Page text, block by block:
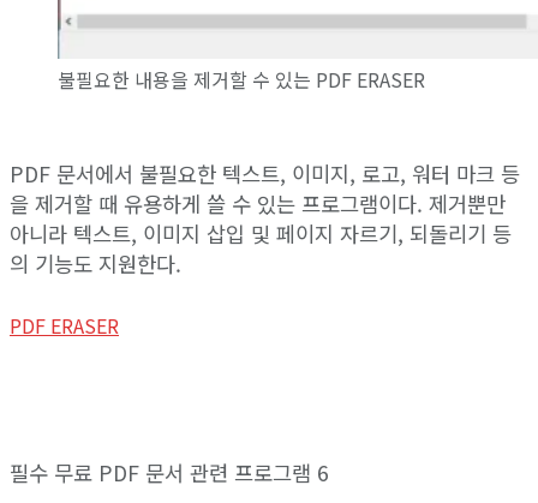
불필요한 내용을 제거할 수 있는 PDF ERASER
PDF 문서에서 불필요한 텍스트, 이미지, 로고, 워터 마크 등
을 제거할 때 유용하게 쓸 수 있는 프로그램이다. 제거뿐만
아니라 텍스트, 이미지 삽입 및 페이지 자르기, 되돌리기 등
의 기능도 지원한다.
PDF ERASER
필수 무료 PDF 문서 관련 프로그램 6